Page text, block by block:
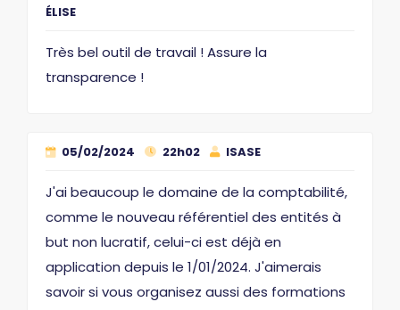
ÉLISE
Très bel outil de travail ! Assure la
transparence !
05/02/2024 22h02 ISASE
J'ai beaucoup le domaine de la comptabilité,
comme le nouveau référentiel des entités à
but non lucratif, celui-ci est déjà en
application depuis le 1/01/2024. J'aimerais
savoir si vous organisez aussi des formations